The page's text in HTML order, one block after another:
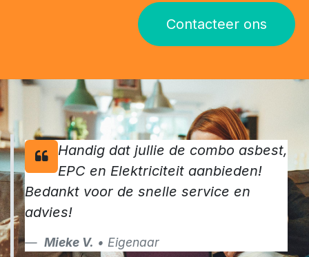
Contacteer ons
Handig dat jullie de combo asbest,
EPC en Elektriciteit aanbieden!
Bedankt voor de snelle service en
advies!
Mieke V. • Eigenaar